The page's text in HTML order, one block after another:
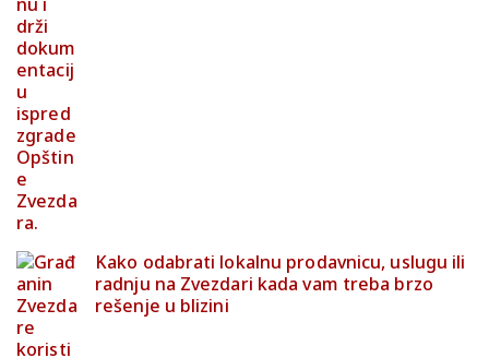
Kako odabrati lokalnu prodavnicu, uslugu ili
radnju na Zvezdari kada vam treba brzo
rešenje u blizini